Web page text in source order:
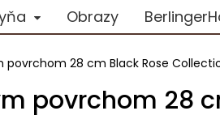
Obrazy
28 cm Black Rose
povrchom 28